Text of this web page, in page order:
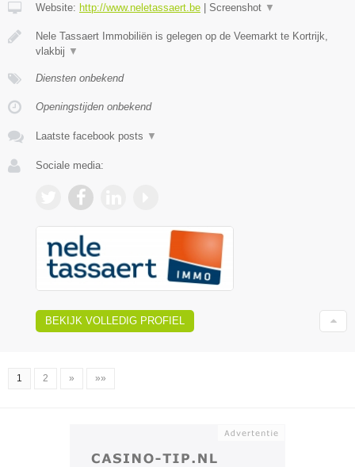
Website: http://www.neletassaert.be Screenshot ▼
Nele Tassaert Immobiliën is gelegen op de Veemarkt te Kortrijk,
vlakbij ▼
Diensten onbekend
Openingstijden onbekend
Laatste facebook posts ▼
Sociale media:
BEKIJK VOLLEDIG PROFIEL
1 2 » »»